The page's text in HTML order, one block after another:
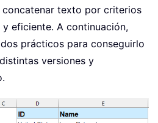
concatenar texto por criterios
eficiente. A continuación,
prácticos para conseguirlo
versiones y